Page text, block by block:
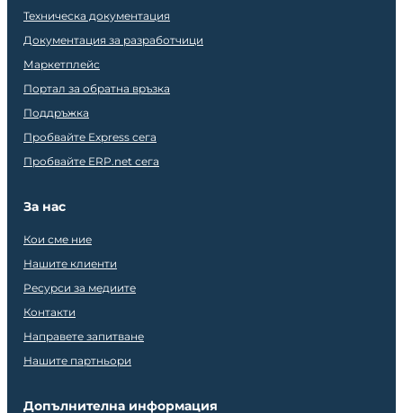
Техническа документация
Документация за разработчици
Маркетплейс
Портал за обратна връзка
Поддръжка
Пробвайте Express сега
Пробвайте ERP.net сега
За нас
Кои сме ние
Нашите клиенти
Ресурси за медиите
Контакти
Направете запитване
Нашите партньори
Допълнителна информация